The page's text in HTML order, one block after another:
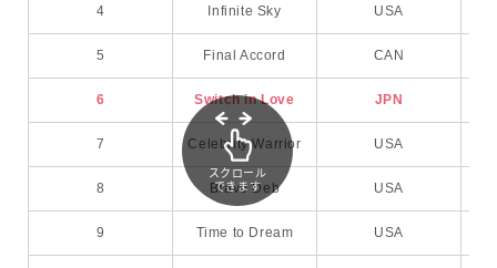
4 Infinite Sky USA
5 Final Accord CAN
6 Switch in Love JPN
7 Celebrity Warrior USA
8 Brave Deb USA
9 Time to Dream USA
スクロール
できます